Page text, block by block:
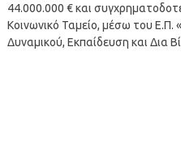
44.000.000 € και
Κοινωνικό Ταμείο, μέσω του
Δυναμικού, Εκπαίδευση και Δια